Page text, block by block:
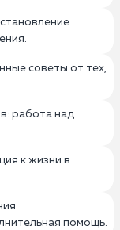
советы от тех,
работа над
к жизни в
помощь.